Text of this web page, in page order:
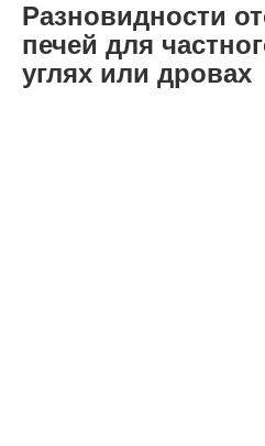
Разновидности
печей для
углях или дровах